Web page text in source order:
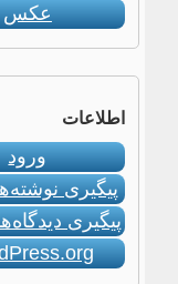
عکس
اطلاعات
ورود
پیگیری
پیگیری